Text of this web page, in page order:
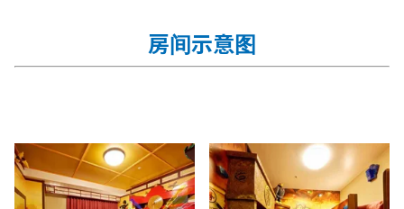
房间示意图